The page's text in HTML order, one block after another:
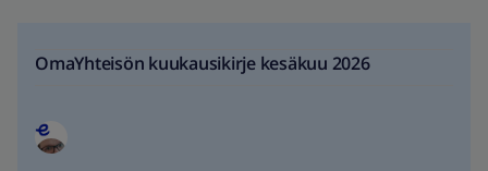
OmaYhteisön kuukausikirje kesäkuu 2026